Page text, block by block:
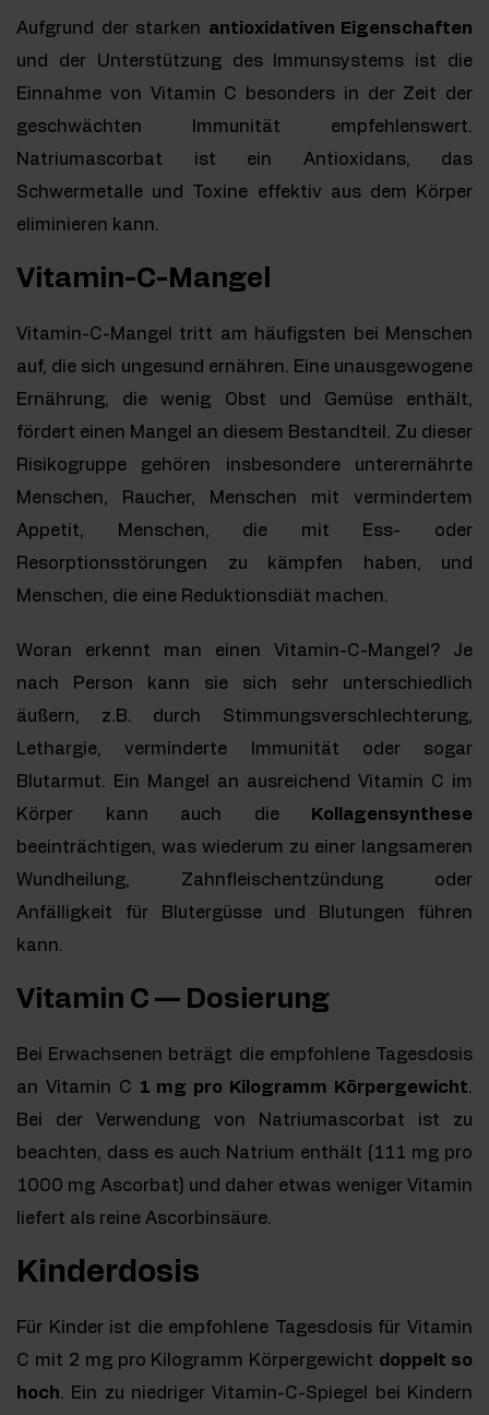
Aufgrund der starken antioxidativen Eigenschaften
und der Unterstützung des Immunsystems ist die
Einnahme von Vitamin C besonders in der Zeit der
geschwächten Immunität empfehlenswert.
Natriumascorbat ist ein Antioxidans, das
Schwermetalle und Toxine effektiv aus dem Körper
eliminieren kann.
Vitamin-C-Mangel
Vitamin-C-Mangel tritt am häufigsten bei Menschen
auf, die sich ungesund ernähren. Eine unausgewogene
Ernährung, die wenig Obst und Gemüse enthält,
fördert einen Mangel an diesem Bestandteil. Zu dieser
Risikogruppe gehören insbesondere unterernährte
Menschen, Raucher, Menschen mit vermindertem
Appetit, Menschen, die mit Ess- oder
Resorptionsstörungen zu kämpfen haben, und
Menschen, die eine Reduktionsdiät machen.
Woran erkennt man einen Vitamin-C-Mangel? Je
nach Person kann sie sich sehr unterschiedlich
äußern, z.B. durch Stimmungsverschlechterung,
Lethargie, verminderte Immunität oder sogar
Blutarmut. Ein Mangel an ausreichend Vitamin C im
Körper kann auch die
Kollagensynthese
beeinträchtigen, was wiederum zu einer langsameren
Wundheilung, Zahnfleischentzündung oder
Anfälligkeit für Blutergüsse und Blutungen führen
kann.
Vitamin C — Dosierung
Bei Erwachsenen beträgt die empfohlene Tagesdosis
an Vitamin C 1 mg pro Kilogramm Körpergewicht.
Bei der Verwendung von Natriumascorbat ist zu
beachten, dass es auch Natrium enthält (111 mg pro
1000 mg Ascorbat) und daher etwas weniger Vitamin
liefert als reine Ascorbinsäure.
Kinderdosis
Für Kinder ist die empfohlene Tagesdosis für Vitamin
C mit 2 mg pro Kilogramm Körpergewicht doppelt so
hoch. Ein zu niedriger Vitamin-C-Spiegel bei Kindern